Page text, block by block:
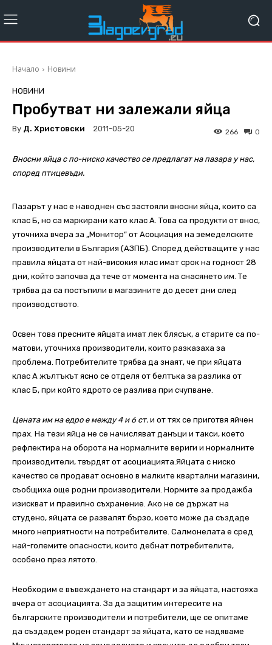
Начало Новини
НОВИНИ
Пробутват ни залежали яйца
By Д. Христовски 2011-05-20 0
266
Вносни яйца с по-ниско качество се предлагат на пазара у нас,
според птицевъди.
Пазарът у нас е наводнен със застояли вносни яйца, които са
клас Б, но са маркирани като клас А. Това са продукти от внос,
уточниха вчера за „Монитор” от Асоциация на земеделските
производители в България (АЗПБ). Според действащите у нас
правила яйцата от най-високия клас имат срок на годност 28
дни, който започва да тече от момента на снасянето им. Те
трябва да са постъпили в магазините до десет дни след
производството.
Освен това пресните яйцата имат лек блясък, а старите са по-
матови, уточниха производители, които разказаха за
проблема. Потребителите трябва да знаят, че при яйцата
клас А жълтъкът ясно се отделя от белтъка за разлика от
клас Б, при който ядрото се разлива при счупване.
Цената им на едро е между 4 и 6 ст. и от тях се приготвя яйчен
прах. На тези яйца не се начисляват данъци и такси, което
рефлектира на оборота на нормалните вериги и нормалните
производители, твърдят от асоциацията.Яйцата с ниско
качество се продават основно в малките квартални магазини,
съобщиха още родни производители. Нормите за продажба
изискват и правилно съхранение. Ако не се държат на
студено, яйцата се развалят бързо, което може да създаде
много неприятности на потребителите. Салмонелата е сред
най-големите опасности, които дебнат потребителите,
особено през лятото.
Необходим е въвеждането на стандарт и за яйцата, настояха
вчера от асоциацията. За да защитим интересите на
българските производители и потребители, ще се опитаме
да създадем роден стандарт за яйцата, като се надяваме